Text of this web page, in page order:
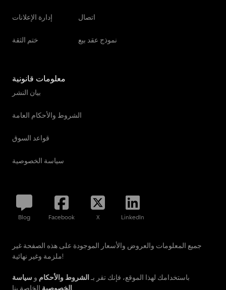
إدارة الإعلانات
ختم الثقة
اتصال
نموذج عقد بيع
معلومات قانونية
بيان النشر
الشروط والأحكام العامة
قواعد السوق
سياسة الخصوصية
Blog Facebook X LinkedIn
جميع المعلومات والعروض والأسعار الموجودة على هذه الصفحة غير
ملزمة وغير نهائية!
باستخدامك لهذا الموقع، فإنك تقر بـ الشروط والأحكام و سياسة
الخصوصيةالخاصة بنا.